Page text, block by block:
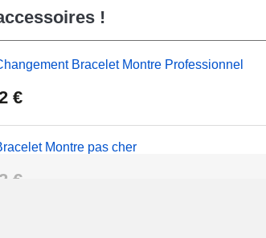
!
Bracelet Montre Professionnel
€
Montre pas cher
€